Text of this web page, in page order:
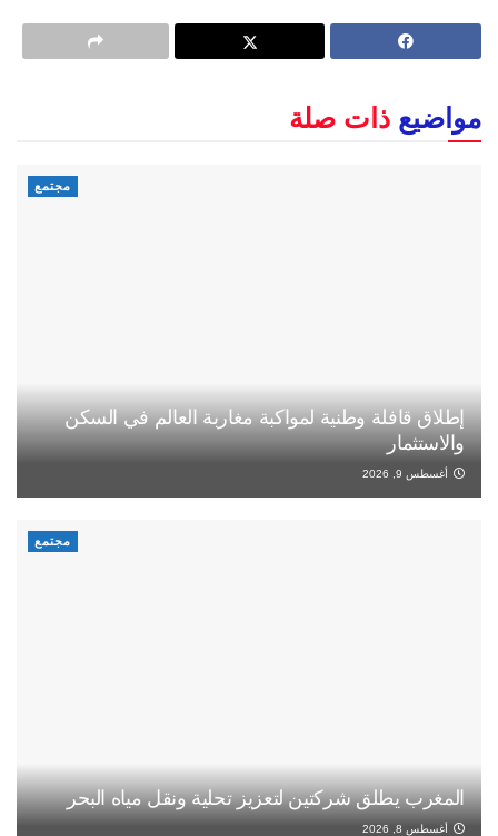
مواضيع ذات صلة
مجتمع
إطلاق قافلة وطنية لمواكبة مغاربة العالم في السكن
والاستثمار
أغسطس 9, 2026
مجتمع
المغرب يطلق شركتين لتعزيز تحلية ونقل مياه البحر
أغسطس 8, 2026